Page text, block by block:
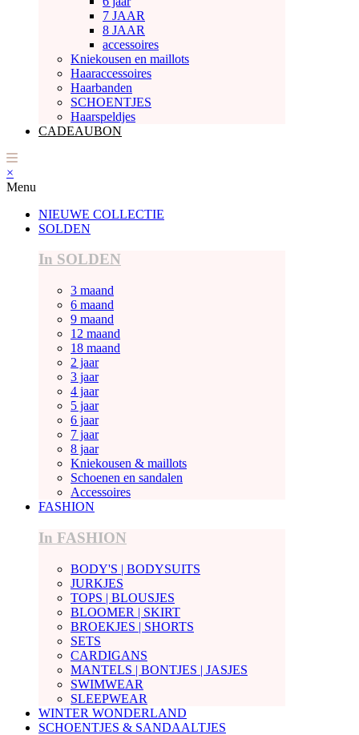
7 JAAR
8 JAAR
accessoires
Kniekousen en maillots
Haaraccessoires
Haarbanden
SCHOENTJES
Haarspeldjes
CADEAUBON
×
Menu
NIEUWE COLLECTIE
SOLDEN
In SOLDEN
3 maand
6 maand
9 maand
12 maand
18 maand
2 jaar
3 jaar
4 jaar
5 jaar
6 jaar
7 jaar
8 jaar
Kniekousen & maillots
Schoenen en sandalen
Accessoires
FASHION
In FASHION
BODY'S | BODYSUITS
JURKJES
TOPS | BLOUSJES
BLOOMER | SKIRT
BROEKJES | SHORTS
SETS
CARDIGANS
MANTELS | BONTJES | JASJES
SWIMWEAR
SLEEPWEAR
WINTER WONDERLAND
SCHOENTJES & SANDAALTJES